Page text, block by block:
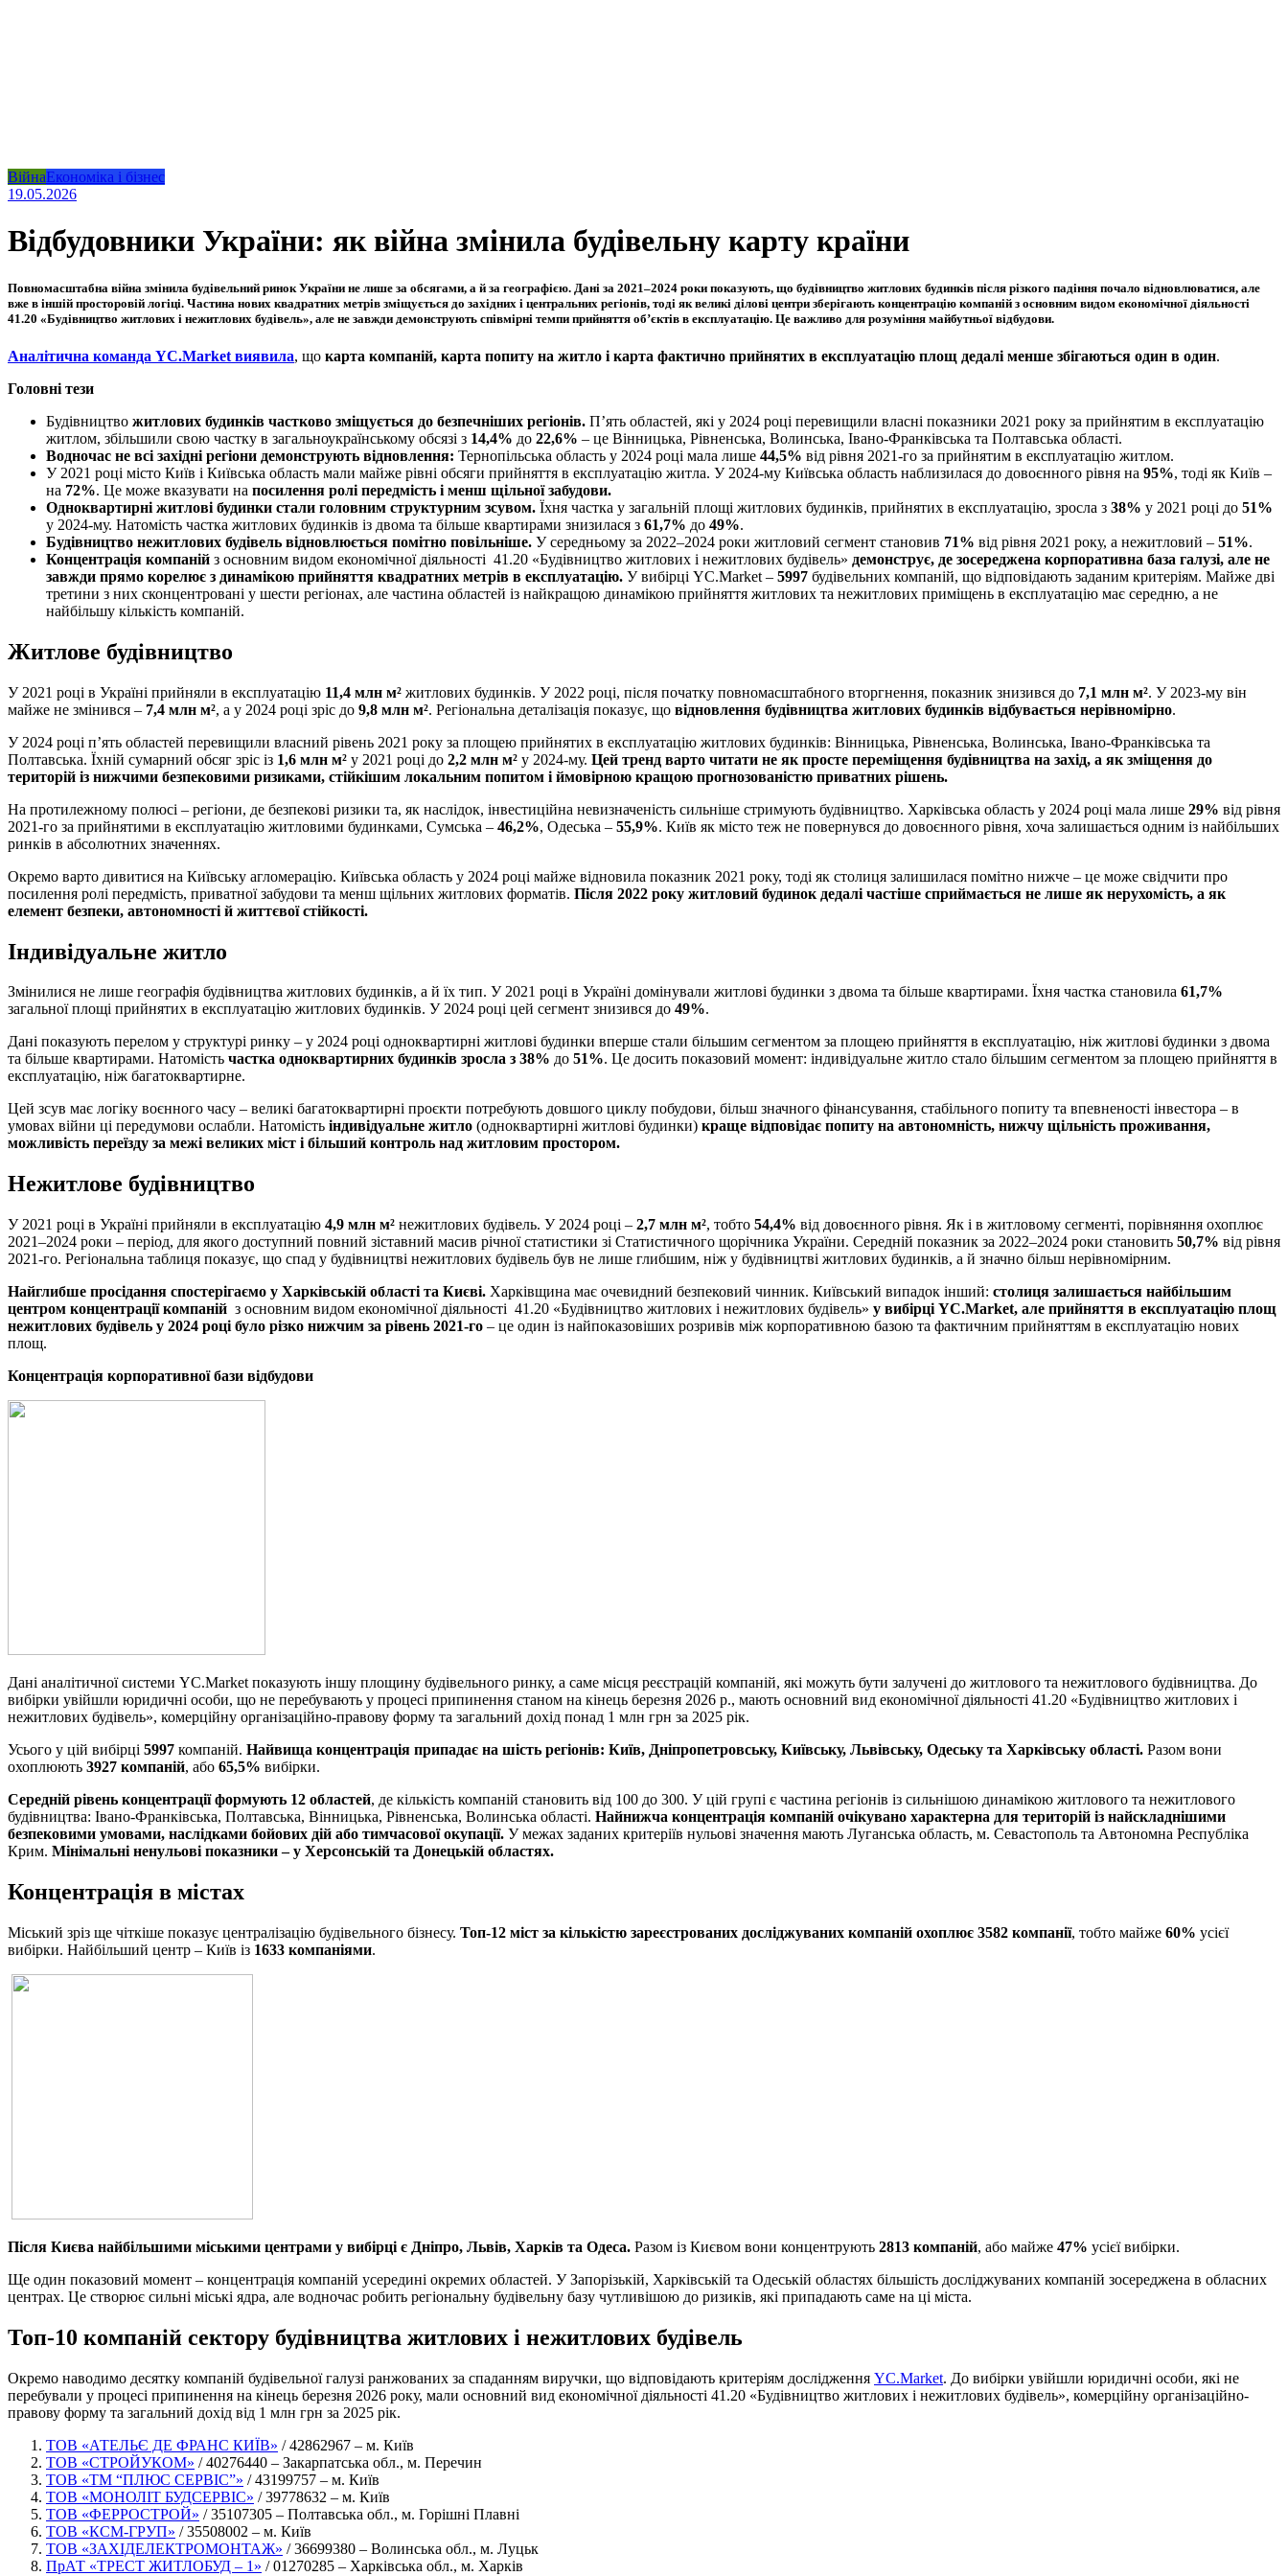
ВійнаЕкономіка і бізнес
19.05.2026
Відбудовники України: як війна змінила будівельну карту країни
Повномасштабна війна змінила будівельний ринок України не лише за обсягами, а й за географією. Дані за 2021–2024 роки показують, що будівництво житлових будинків після різкого падіння почало відновлюватися, але
вже в іншій просторовій логіці. Частина нових квадратних метрів зміщується до західних і центральних регіонів, тоді як великі ділові центри зберігають концентрацію компаній з основним видом економічної діяльності
41.20 «Будівництво житлових і нежитлових будівель», але не завжди демонструють співмірні темпи прийняття об’єктів в експлуатацію. Це важливо для розуміння майбутньої відбудови.
Аналітична команда YC.Market виявила, що карта компаній, карта попиту на житло і карта фактично прийнятих в експлуатацію площ дедалі менше збігаються один в один.
Головні тези
Будівництво житлових будинків частково зміщується до безпечніших регіонів. П’ять областей, які у 2024 році перевищили власні показники 2021 року за прийнятим в експлуатацію
житлом, збільшили свою частку в загальноукраїнському обсязі з 14,4% до 22,6% – це Вінницька, Рівненська, Волинська, Івано-Франківська та Полтавська області.
Водночас не всі західні регіони демонструють відновлення: Тернопільська область у 2024 році мала лише 44,5% від рівня 2021-го за прийнятим в експлуатацію житлом.
У 2021 році місто Київ і Київська область мали майже рівні обсяги прийняття в експлуатацію житла. У 2024-му Київська область наблизилася до довоєнного рівня на 95%, тоді як Київ –
на 72%. Це може вказувати на посилення ролі передмість і менш щільної забудови.
Одноквартирні житлові будинки стали головним структурним зсувом. Їхня частка у загальній площі житлових будинків, прийнятих в експлуатацію, зросла з 38% у 2021 році до 51%
у 2024-му. Натомість частка житлових будинків із двома та більше квартирами знизилася з 61,7% до 49%.
Будівництво нежитлових будівель відновлюється помітно повільніше. У середньому за 2022–2024 роки житловий сегмент становив 71% від рівня 2021 року, а нежитловий – 51%.
Концентрація компаній з основним видом економічної діяльності 41.20 «Будівництво житлових і нежитлових будівель» демонструє, де зосереджена корпоративна база галузі, але не
завжди прямо корелює з динамікою прийняття квадратних метрів в експлуатацію. У вибірці YC.Market – 5997 будівельних компаній, що відповідають заданим критеріям. Майже дві
третини з них сконцентровані у шести регіонах, але частина областей із найкращою динамікою прийняття житлових та нежитлових приміщень в експлуатацію має середню, а не
найбільшу кількість компаній.
Житлове будівництво
У 2021 році в Україні прийняли в експлуатацію 11,4 млн м² житлових будинків. У 2022 році, після початку повномасштабного вторгнення, показник знизився до 7,1 млн м². У 2023-му він
майже не змінився – 7,4 млн м², а у 2024 році зріс до 9,8 млн м². Регіональна деталізація показує, що відновлення будівництва житлових будинків відбувається нерівномірно.
У 2024 році п’ять областей перевищили власний рівень 2021 року за площею прийнятих в експлуатацію житлових будинків: Вінницька, Рівненська, Волинська, Івано-Франківська та
Полтавська. Їхній сумарний обсяг зріс із 1,6 млн м² у 2021 році до 2,2 млн м² у 2024-му. Цей тренд варто читати не як просте переміщення будівництва на захід, а як зміщення до
територій із нижчими безпековими ризиками, стійкішим локальним попитом і ймовірною кращою прогнозованістю приватних рішень.
На протилежному полюсі – регіони, де безпекові ризики та, як наслідок, інвестиційна невизначеність сильніше стримують будівництво. Харківська область у 2024 році мала лише 29% від рівня
2021-го за прийнятими в експлуатацію житловими будинками, Сумська – 46,2%, Одеська – 55,9%. Київ як місто теж не повернувся до довоєнного рівня, хоча залишається одним із найбільших
ринків в абсолютних значеннях.
Окремо варто дивитися на Київську агломерацію. Київська область у 2024 році майже відновила показник 2021 року, тоді як столиця залишилася помітно нижче – це може свідчити про
посилення ролі передмість, приватної забудови та менш щільних житлових форматів. Після 2022 року житловий будинок дедалі частіше сприймається не лише як нерухомість, а як
елемент безпеки, автономності й життєвої стійкості.
Індивідуальне житло
Змінилися не лише географія будівництва житлових будинків, а й їх тип. У 2021 році в Україні домінували житлові будинки з двома та більше квартирами. Їхня частка становила 61,7%
загальної площі прийнятих в експлуатацію житлових будинків. У 2024 році цей сегмент знизився до 49%.
Дані показують перелом у структурі ринку – у 2024 році одноквартирні житлові будинки вперше стали більшим сегментом за площею прийняття в експлуатацію, ніж житлові будинки з двома
та більше квартирами. Натомість частка одноквартирних будинків зросла з 38% до 51%. Це досить показовий момент: індивідуальне житло стало більшим сегментом за площею прийняття в
експлуатацію, ніж багатоквартирне.
Цей зсув має логіку воєнного часу – великі багатоквартирні проєкти потребують довшого циклу побудови, більш значного фінансування, стабільного попиту та впевненості інвестора – в
умовах війни ці передумови ослабли. Натомість індивідуальне житло (одноквартирні житлові будинки) краще відповідає попиту на автономність, нижчу щільність проживання,
можливість переїзду за межі великих міст і більший контроль над житловим простором.
Нежитлове будівництво
У 2021 році в Україні прийняли в експлуатацію 4,9 млн м² нежитлових будівель. У 2024 році – 2,7 млн м², тобто 54,4% від довоєнного рівня. Як і в житловому сегменті, порівняння охоплює
2021–2024 роки – період, для якого доступний повний зіставний масив річної статистики зі Статистичного щорічника України. Середній показник за 2022–2024 роки становить 50,7% від рівня
2021-го. Регіональна таблиця показує, що спад у будівництві нежитлових будівель був не лише глибшим, ніж у будівництві житлових будинків, а й значно більш нерівномірним.
Найглибше просідання спостерігаємо у Харківській області та Києві. Харківщина має очевидний безпековий чинник. Київський випадок інший: столиця залишається найбільшим
центром концентрації компаній з основним видом економічної діяльності 41.20 «Будівництво житлових і нежитлових будівель» у вибірці YC.Market, але прийняття в експлуатацію площ
нежитлових будівель у 2024 році було різко нижчим за рівень 2021-го – це один із найпоказовіших розривів між корпоративною базою та фактичним прийняттям в експлуатацію нових
площ.
Концентрація корпоративної бази відбудови
Дані аналітичної системи YC.Market показують іншу площину будівельного ринку, а саме місця реєстрацій компаній, які можуть бути залучені до житлового та нежитлового будівництва. До
вибірки увійшли юридичні особи, що не перебувають у процесі припинення станом на кінець березня 2026 р., мають основний вид економічної діяльності 41.20 «Будівництво житлових і
нежитлових будівель», комерційну організаційно-правову форму та загальний дохід понад 1 млн грн за 2025 рік.
Усього у цій вибірці 5997 компаній. Найвища концентрація припадає на шість регіонів: Київ, Дніпропетровську, Київську, Львівську, Одеську та Харківську області. Разом вони
охоплюють 3927 компаній, або 65,5% вибірки.
Середній рівень концентрації формують 12 областей, де кількість компаній становить від 100 до 300. У цій групі є частина регіонів із сильнішою динамікою житлового та нежитлового
будівництва: Івано-Франківська, Полтавська, Вінницька, Рівненська, Волинська області. Найнижча концентрація компаній очікувано характерна для територій із найскладнішими
безпековими умовами, наслідками бойових дій або тимчасової окупації. У межах заданих критеріїв нульові значення мають Луганська область, м. Севастополь та Автономна Республіка
Крим. Мінімальні ненульові показники – у Херсонській та Донецькій областях.
Концентрація в містах
Міський зріз ще чіткіше показує централізацію будівельного бізнесу. Топ-12 міст за кількістю зареєстрованих досліджуваних компаній охоплює 3582 компанії, тобто майже 60% усієї
вибірки. Найбільший центр – Київ із 1633 компаніями.
Після Києва найбільшими міськими центрами у вибірці є Дніпро, Львів, Харків та Одеса. Разом із Києвом вони концентрують 2813 компаній, або майже 47% усієї вибірки.
Ще один показовий момент – концентрація компаній усередині окремих областей. У Запорізькій, Харківській та Одеській областях більшість досліджуваних компаній зосереджена в обласних
центрах. Це створює сильні міські ядра, але водночас робить регіональну будівельну базу чутливішою до ризиків, які припадають саме на ці міста.
Топ-10 компаній сектору будівництва житлових і нежитлових будівель
Окремо наводимо десятку компаній будівельної галузі ранжованих за спаданням виручки, що відповідають критеріям дослідження YC.Market. До вибірки увійшли юридичні особи, які не
перебували у процесі припинення на кінець березня 2026 року, мали основний вид економічної діяльності 41.20 «Будівництво житлових і нежитлових будівель», комерційну організаційно-
правову форму та загальний дохід від 1 млн грн за 2025 рік.
ТОВ «АТЕЛЬЄ ДЕ ФРАНС КИЇВ» / 42862967 – м. Київ
ТОВ «СТРОЙУКОМ» / 40276440 – Закарпатська обл., м. Перечин
ТОВ «ТМ “ПЛЮС СЕРВІС”» / 43199757 – м. Київ
ТОВ «МОНОЛІТ БУДСЕРВІС» / 39778632 – м. Київ
ТОВ «ФЕРРОСТРОЙ» / 35107305 – Полтавська обл., м. Горішні Плавні
ТОВ «КСМ-ГРУП» / 35508002 – м. Київ
ТОВ «ЗАХІДЕЛЕКТРОМОНТАЖ» / 36699380 – Волинська обл., м. Луцьк
ПрАТ «ТРЕСТ ЖИТЛОБУД – 1» / 01270285 – Харківська обл., м. Харків